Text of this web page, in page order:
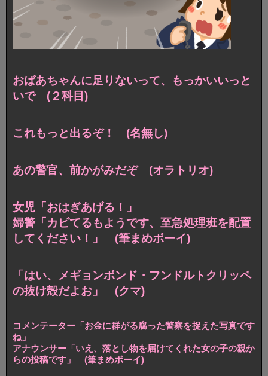
おばあちゃんに足りないって、もっかいいっと
いで (２科目)
これもっと出るぞ！ (名無し)
あの警官、前かがみだぞ (オラトリオ)
女児「おはぎあげる！」
婦警「カビてるもようです、至急処理班を配置
してください！」 (筆まめボーイ)
「はい、メギョンボンド・フンドルトクリッペ
の抜け殻だよお」 (クマ)
コメンテーター「お金に群がる腐った警察を捉えた写真です
ね」
アナウンサー「いえ、落とし物を届けてくれた女の子の親か
らの投稿です」 (筆まめボーイ)